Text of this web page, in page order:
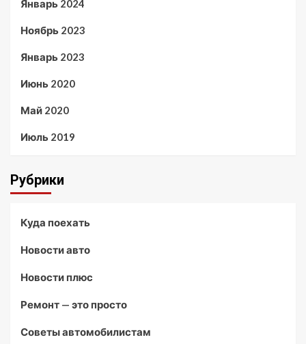
Январь 2024
Ноябрь 2023
Январь 2023
Июнь 2020
Май 2020
Июль 2019
Рубрики
Куда поехать
Новости авто
Новости плюс
Ремонт — это просто
Советы автомобилистам